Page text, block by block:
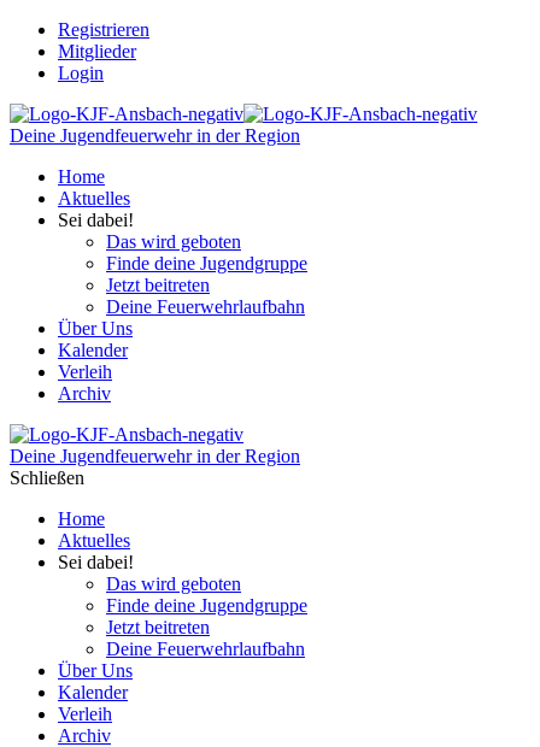
Registrieren
Mitglieder
Login
Deine Jugendfeuerwehr in der Region
Home
Aktuelles
Sei dabei!
Das wird geboten
Finde deine Jugendgruppe
Jetzt beitreten
Deine Feuerwehrlaufbahn
Über Uns
Kalender
Verleih
Archiv
Deine Jugendfeuerwehr in der Region
Schließen
Home
Aktuelles
Sei dabei!
Das wird geboten
Finde deine Jugendgruppe
Jetzt beitreten
Deine Feuerwehrlaufbahn
Über Uns
Kalender
Verleih
Archiv